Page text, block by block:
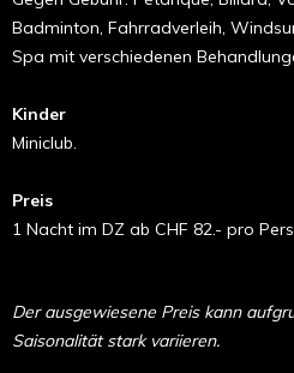
Badminton, Fahrradverleih,
Spa mit verschiedenen
Kinder
Miniclub.
Preis
1 Nacht im DZ ab CHF 82.- pro
Der ausgewiesene Preis kann
Saisonalität stark variieren.